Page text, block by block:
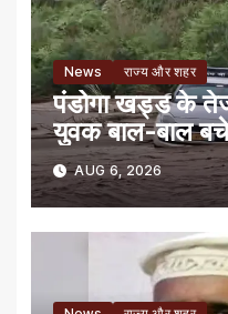
News राज्य और शहर
पंडोगा खड्ड के
युवक बाल-बाल
AUG 6, 2026